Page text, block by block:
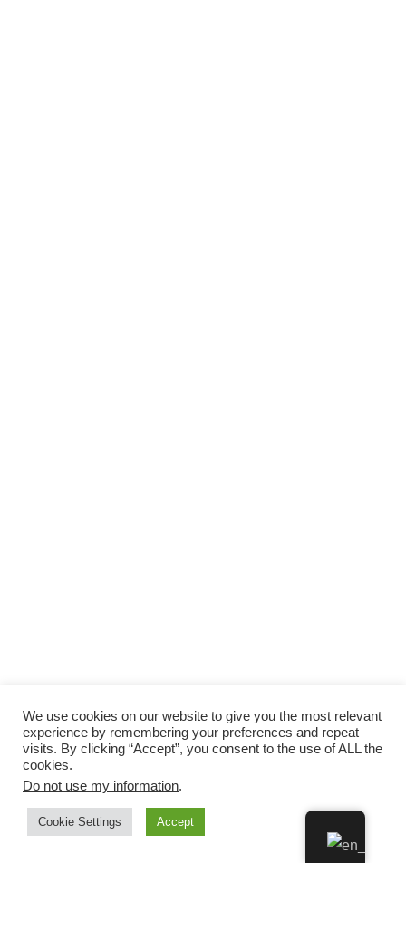
We use cookies on our website to give you the most relevant
experience by remembering your preferences and repeat
visits. By clicking “Accept”, you consent to the use of ALL the
cookies.
Do not use my information.
Cookie Settings Accept